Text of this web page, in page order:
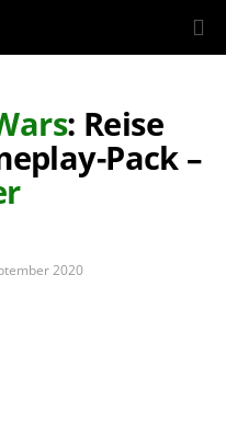
: Reise
Pack –
2020